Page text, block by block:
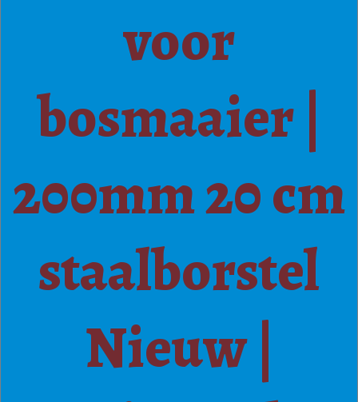
voor
bosmaaier |
200mm 20 cm
staalborstel
Nieuw |